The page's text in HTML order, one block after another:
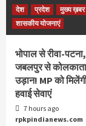
देश प्रदेश
मुख्य ख़बर
शासकीय योजनाएं
भोपाल से रीवा-पटना,
जबलपुर से
उड़ान! MP को
हवाई सेवाएं
7 hours ago
rpkpindianews.com